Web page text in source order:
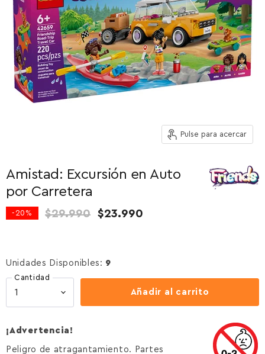
Pulse para acercar
Amistad: Excursión en Auto
por Carretera
- 20 % Precio original
$29.990 Precio actual
$23.990
Unidades Disponibles: 9
Cantidad
Añadir al carrito
¡Advertencia!
Peligro de atragantamiento. Partes